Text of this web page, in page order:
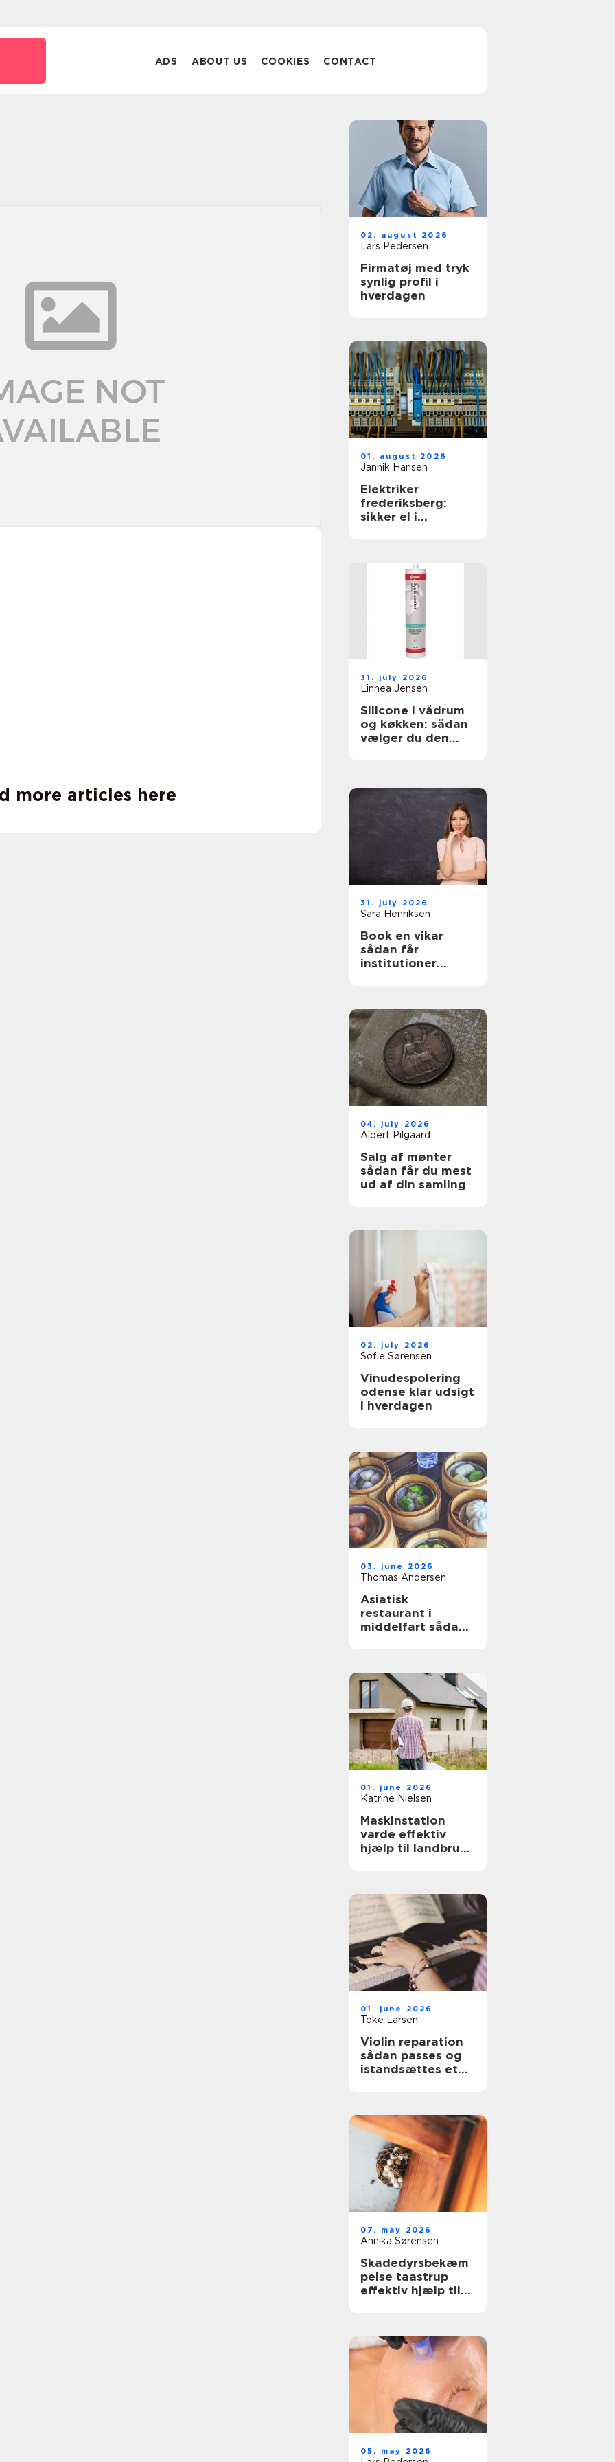
ADS ABOUT US COOKIES CONTACT
more articles here
02. august 2026
Lars Pedersen
Firmatøj med tryk
synlig profil i
hverdagen
01. august 2026
Jannik Hansen
Elektriker
frederiksberg:
sikker el i
31. july 2026
Linnea Jensen
Silicone i vådrum
og køkken: sådan
vælger du den
31. july 2026
Sara Henriksen
Book en vikar
sådan får
institutioner
04. july 2026
Albert Pilgaard
Salg af mønter
sådan får du mest
ud af din samling
02. july 2026
Sofie Sørensen
Vinudespolering
odense klar udsigt
i hverdagen
03. june 2026
Thomas Andersen
Asiatisk
restaurant i
middelfart sådan
01. june 2026
Katrine Nielsen
Maskinstation
varde effektiv
hjælp til landbrug
01. june 2026
Toke Larsen
Violin reparation
sådan passes og
istandsættes et
07. may 2026
Annika Sørensen
Skadedyrsbekæm
pelse taastrup
effektiv hjælp til
05. may 2026